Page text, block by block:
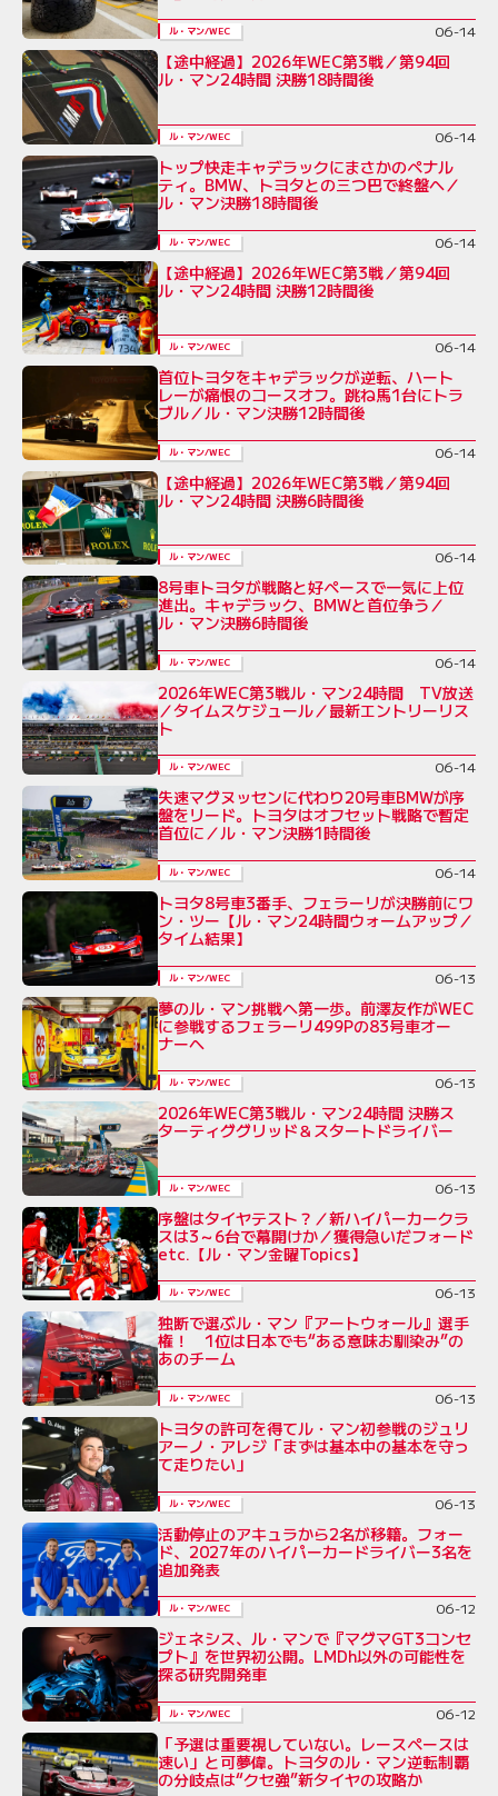
ル・マン/WEC 06-14
【途中経過】2026年WEC第3戦／第94回
ル・マン24時間 決勝18時間後
ル・マン/WEC 06-14
トップ快走キャデラックにまさかのペナル
ティ。BMW、トヨタとの三つ巴で終盤へ／
ル・マン決勝18時間後
ル・マン/WEC 06-14
【途中経過】2026年WEC第3戦／第94回
ル・マン24時間 決勝12時間後
ル・マン/WEC 06-14
首位トヨタをキャデラックが逆転、ハート
レーが痛恨のコースオフ。跳ね馬1台にトラ
ブル／ル・マン決勝12時間後
ル・マン/WEC 06-14
【途中経過】2026年WEC第3戦／第94回
ル・マン24時間 決勝6時間後
ル・マン/WEC 06-14
8号車トヨタが戦略と好ペースで一気に上位
進出。キャデラック、BMWと首位争う／
ル・マン決勝6時間後
ル・マン/WEC 06-14
2026年WEC第3戦ル・マン24時間 TV放送
／タイムスケジュール／最新エントリーリス
ト
ル・マン/WEC 06-14
失速マグヌッセンに代わり20号車BMWが序
盤をリード。トヨタはオフセット戦略で暫定
首位に／ル・マン決勝1時間後
ル・マン/WEC 06-14
トヨタ8号車3番手、フェラーリが決勝前にワ
ン・ツー【ル・マン24時間ウォームアップ／
タイム結果】
ル・マン/WEC 06-13
夢のル・マン挑戦へ第一歩。前澤友作がWEC
に参戦するフェラーリ499Pの83号車オー
ナーへ
ル・マン/WEC 06-13
2026年WEC第3戦ル・マン24時間 決勝ス
ターティググリッド＆スタートドライバー
ル・マン/WEC 06-13
序盤はタイヤテスト？／新ハイパーカークラ
スは3～6台で幕開けか／獲得急いだフォード
etc.【ル・マン金曜Topics】
ル・マン/WEC 06-13
独断で選ぶル・マン『アートウォール』選手
権！ 1位は日本でも“ある意味お馴染み”の
あのチーム
ル・マン/WEC 06-13
トヨタの許可を得てル・マン初参戦のジュリ
アーノ・アレジ「まずは基本中の基本を守っ
て走りたい」
ル・マン/WEC 06-13
活動停止のアキュラから2名が移籍。フォー
ド、2027年のハイパーカードライバー3名を
追加発表
ル・マン/WEC 06-12
ジェネシス、ル・マンで『マグマGT3コンセ
プト』を世界初公開。LMDh以外の可能性を
探る研究開発車
ル・マン/WEC 06-12
「予選は重要視していない。レースペースは
速い」と可夢偉。トヨタのル・マン逆転制覇
の分岐点は“クセ強”新タイヤの攻略か